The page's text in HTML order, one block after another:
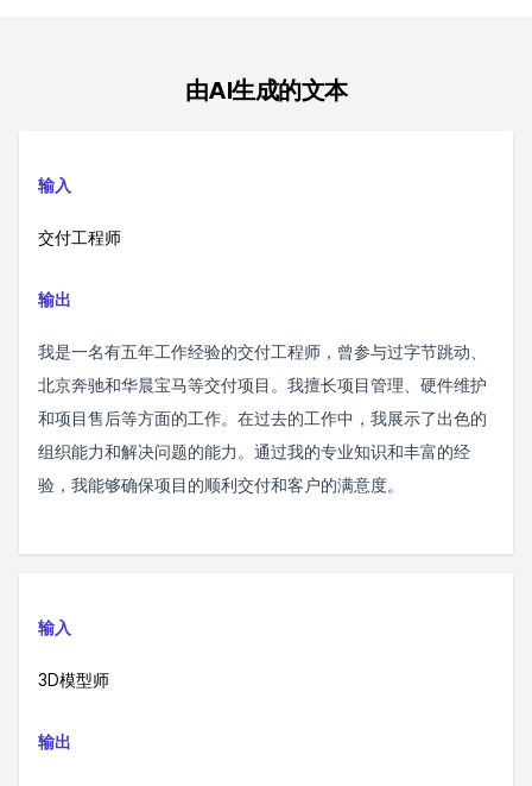
由AI生成的文本
输入
交付工程师
输出
我是一名有五年工作经验的交付工程师，曾参与过字节跳动、
北京奔驰和华晨宝马等交付项目。我擅长项目管理、硬件维护
和项目售后等方面的工作。在过去的工作中，我展示了出色的
组织能力和解决问题的能力。通过我的专业知识和丰富的经
验，我能够确保项目的顺利交付和客户的满意度。
输入
3D模型师
输出